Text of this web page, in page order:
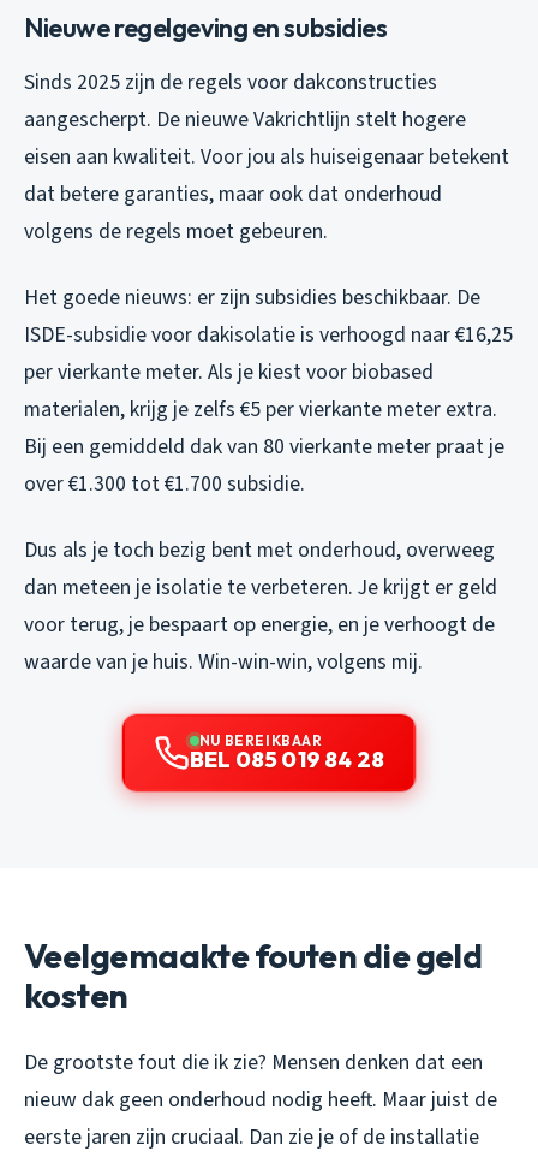
Nieuwe regelgeving en subsidies
Sinds 2025 zijn de regels voor dakconstructies
aangescherpt. De nieuwe Vakrichtlijn stelt hogere
eisen aan kwaliteit. Voor jou als huiseigenaar betekent
dat betere garanties, maar ook dat onderhoud
volgens de regels moet gebeuren.
Het goede nieuws: er zijn subsidies beschikbaar. De
ISDE-subsidie voor dakisolatie is verhoogd naar €16,25
per vierkante meter. Als je kiest voor biobased
materialen, krijg je zelfs €5 per vierkante meter extra.
Bij een gemiddeld dak van 80 vierkante meter praat je
over €1.300 tot €1.700 subsidie.
Dus als je toch bezig bent met onderhoud, overweeg
dan meteen je isolatie te verbeteren. Je krijgt er geld
voor terug, je bespaart op energie, en je verhoogt de
waarde van je huis. Win-win-win, volgens mij.
NU BEREIKBAAR
BEL 085 019 84 28
Veelgemaakte fouten die geld
kosten
De grootste fout die ik zie? Mensen denken dat een
nieuw dak geen onderhoud nodig heeft. Maar juist de
eerste jaren zijn cruciaal. Dan zie je of de installatie